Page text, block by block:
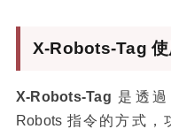
X-Robots-Tag 使
X-Robots-Tag 是透過
Robots 指令的方式，